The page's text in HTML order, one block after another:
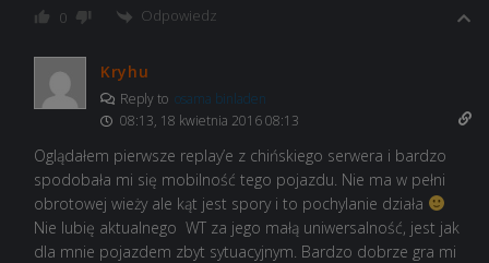
0 Odpowiedz
Kryhu
Reply to osama binladen
08:13, 18 kwietnia 2016 08:13
Oglądałem pierwsze replay’e z chińskiego serwera i bardzo
spodobała mi się mobilność tego pojazdu. Nie ma w pełni
obrotowej wieży ale kąt jest spory i to pochylanie działa
Nie lubię aktualnego WT za jego małą uniwersalność, jest jak
dla mnie pojazdem zbyt sytuacyjnym. Bardzo dobrze gra mi